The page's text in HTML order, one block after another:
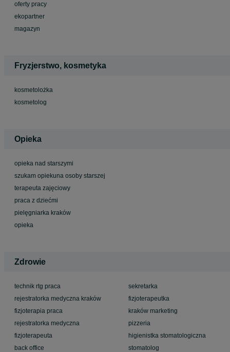
oferty pracy
ekopartner
magazyn
Fryzjerstwo, kosmetyka
kosmetolożka
kosmetolog
Opieka
opieka nad starszymi
szukam opiekuna osoby starszej
terapeuta zajęciowy
praca z dziećmi
pielęgniarka kraków
opieka
Zdrowie
technik rtg praca
rejestratorka medyczna kraków
fizjoterapia praca
rejestratorka medyczna
fizjoterapeuta
back office
sekretarka
fizjoterapeutka
kraków marketing
pizzeria
higienistka stomatologiczna
stomatolog